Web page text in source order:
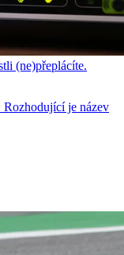
(ne)přeplácíte.
Rozhodující je název